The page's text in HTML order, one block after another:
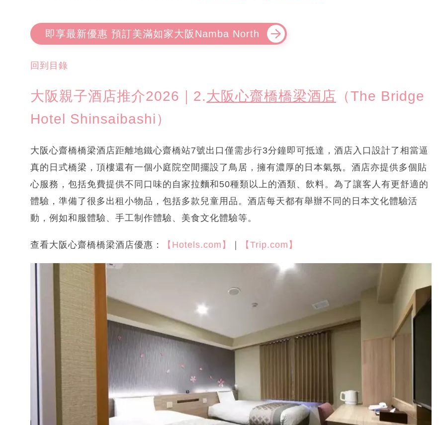
即享最新優惠 預訂美滿如家大阪Namba North
回到目錄
大阪親子酒店推介2026｜2.大阪心齋橋橋梁酒店 （The Bridge
Hotel Shinsaibashi）
大阪心齋橋橋梁酒店距離地鐵心齋橋站7號出口僅需步行3分鐘即可抵達，酒店入口設計了相當逼
真的日式橋梁，頂樓還有一個小庭院空間擺設了鳥居，擁有濃厚的日本氣氛。酒店亦提供多個貼
心服務，包括免費提供不同口味的自家拉麵和50種類以上的酒類、飲料。為了讓客人有更舒適的
體驗，準備了很多出租小物品，包括多款兒童用品。酒店每天都有舉辦不同的日本文化體驗活
動，例如和服體驗、手工制作體驗、美食文化體驗等。
查看大阪心齋橋橋梁酒店優惠： 【Hotels.com】 ｜ 【Trip.com】